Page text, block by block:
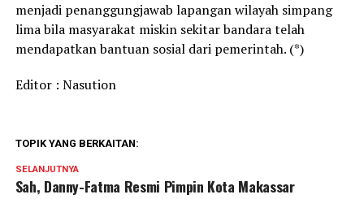
menjadi penanggungjawab lapangan wilayah simpang
lima bila masyarakat miskin sekitar bandara telah
mendapatkan bantuan sosial dari pemerintah. (*)
Editor : Nasution
TOPIK YANG BERKAITAN:
SELANJUTNYA
Sah, Danny-Fatma Resmi Pimpin Kota Makassar